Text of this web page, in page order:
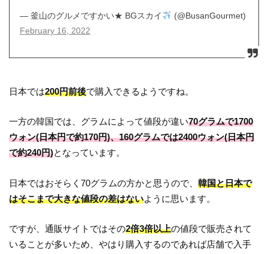
— 釜山のグルメですかい★ BGスカイ
(@BusanGourmet)
February 16, 2022
日本では200円前後で購入できるようですね。
一方の韓国では、グラムによって値段が違い70グラムで1700
ウォン(日本円で約170円)、160グラムでは2400ウォン(日本円
で約240円)となっています。
日本ではおそらく70グラムの方かと思うので、韓国と日本で
はそこまで大きな値段の差はないように思います。
ですが、通販サイトではその2倍3倍以上の値段で販売されて
いることが多いため、やはり購入するのであれば店舗で入手